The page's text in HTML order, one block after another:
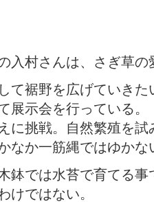
入村さんは、さぎ草の
て裾野を広げていき
展示会を行っている。
に挑戦。自然繁殖を
なか一筋縄ではゆかな
鉢では水苔で育てる
けではない。